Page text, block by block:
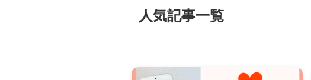
人気記事一覧